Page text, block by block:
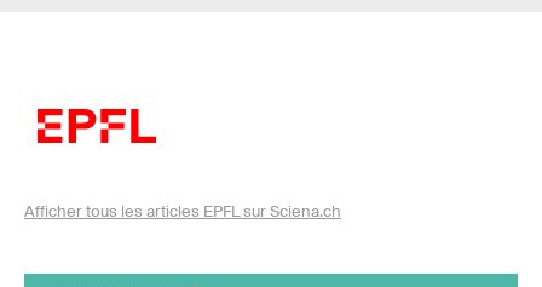
Afficher tous les articles EPFL sur Sciena.ch